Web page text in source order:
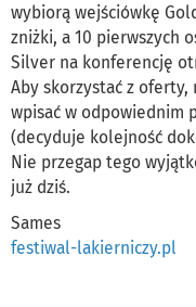
wybiorą wejściówkę
zniżki, a 10 pierwszych
Silver na konferencję
Aby skorzystać z
wpisać w odpowiednim
(decyduje kolejność
Nie przegap tego
już dziś.
Sames
festiwal-lakierniczy.pl